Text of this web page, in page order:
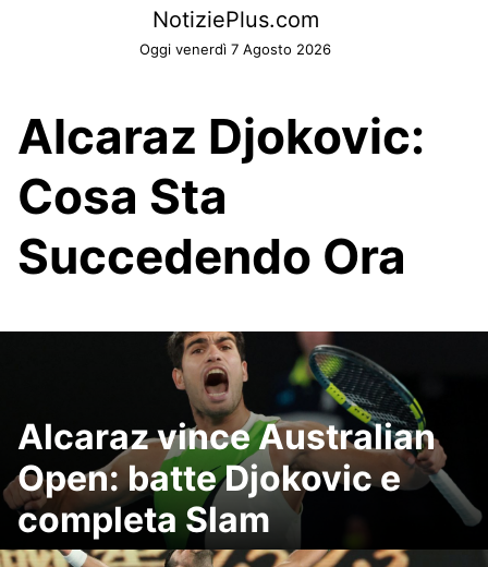
NotiziePlus.com
Oggi venerdì 7 Agosto 2026
Alcaraz Djokovic:
Cosa Sta
Succedendo Ora
Alcaraz vince Australian
Open: batte Djokovic e
completa Slam